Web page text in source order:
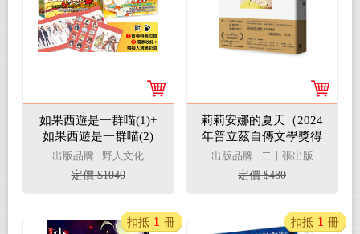
如果西遊是一群喵(1)+
如果西遊是一群喵(2)
【2冊套書】
出版品牌 : 野人文化
定價 $1040
莉莉安娜的夏天（2024
年普立茲自傳文學獎得
主）
出版品牌 : 二十張出版
定價 $480
扣抵 1 冊 扣抵 1 冊